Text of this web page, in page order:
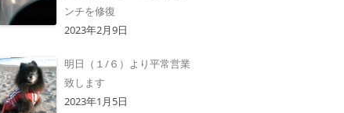
ンチを修復
2023年2月9日
明日（１/６）より平常営業
致します
2023年1月5日